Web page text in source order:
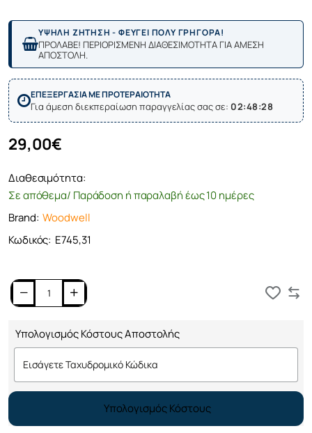
ΥΨΗΛΗ ΖΗΤΗΣΗ - ΦΕΥΓΕΙ ΠΟΛΥ ΓΡΗΓΟΡΑ!
ΠΡΟΛΑΒΕ! ΠΕΡΙΟΡΙΣΜΕΝΗ ΔΙΑΘΕΣΙΜΟΤΗΤΑ ΓΙΑ ΑΜΕΣΗ
ΑΠΟΣΤΟΛΗ.
ΕΠΕΞΕΡΓΑΣΙΑ ΜΕ ΠΡΟΤΕΡΑΙΟΤΗΤΑ
Για άμεση διεκπεραίωση παραγγελίας σας σε: 02:48:28
Διαθεσιμότητα:
Σε απόθεμα/ Παράδοση ή παραλαβή έως 10 ημέρες
Brand: Woodwell
Κωδικός: Ε745,31
29,00€
Υπολογισμός Κόστους Αποστολής
Υπολογισμός Κόστους